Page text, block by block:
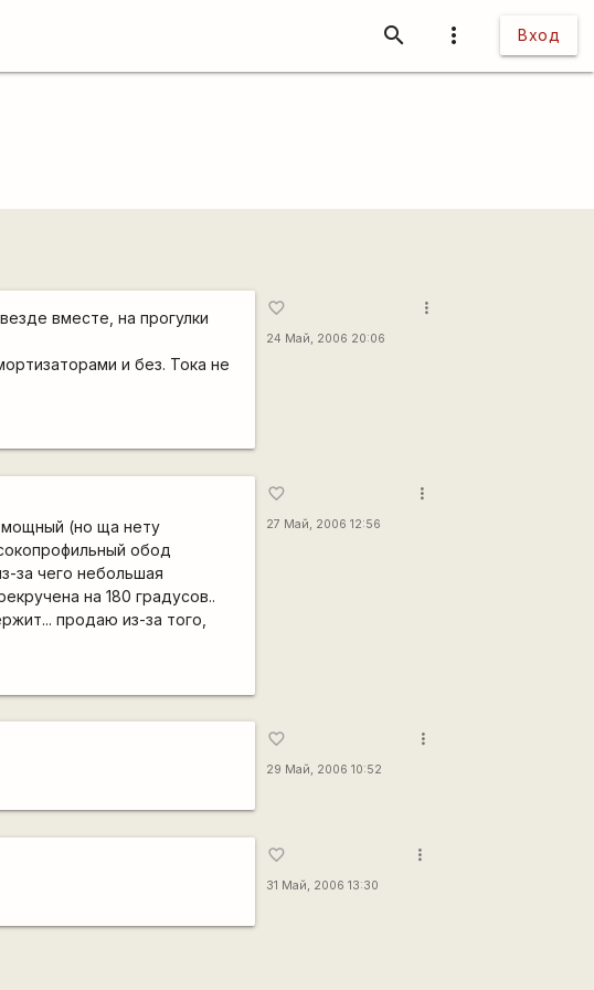
more_vert Вход
search
вместе, на прогулки
и без. Тока не
favorite_border
24 Май, 2006 20:06
more_vert
мощный (но ща нету
обод
за чего небольшая
на 180 градусов..
продаю из-за того,
favorite_border
27 Май, 2006 12:56
more_vert
favorite_border
29 Май, 2006 10:52
more_vert
favorite_border
31 Май, 2006 13:30
more_vert